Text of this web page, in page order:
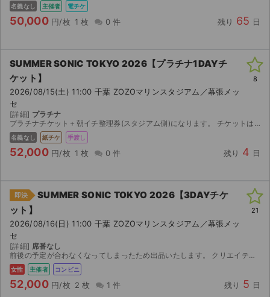
名義なし 主催者 電チケ
50,000 円/枚 1 枚 0 件 残り 65 日
SUMMER SONIC TOKYO 2026【プラチナ1DAYチ
ケット】
2026/08/15(土) 11:00 千葉 ZOZOマリンスタジアム／幕張メッ
セ
[詳細] プラチナ
プラチナチケット＋朝イチ整理券(スタジアム側)になります。 チケットは電子なので分配。 朝イチ整理券は紙なので当日の朝 待ち合わせしてお渡しする形になります。
名義なし 紙チケ 手渡し
52,000 円/枚 1 枚 0 件 残り 4 日
8
即決
SUMMER SONIC TOKYO 2026【3DAYチケ
ット】
2026/08/16(日) 11:00 千葉 ZOZOマリンスタジアム／幕張メッ
セ
[詳細] 席番なし
前後の予定が合わなくなってしまったため出品いたします。 クリエイティブマンオフィシャル先行で当選したチケットです。 先に画像もお送りすることも可能です。 発券は8/11 14時以降になります。 ...
女性 主催者 コンビニ
52,000 円/枚 2 枚 1 件 残り 5 日
21